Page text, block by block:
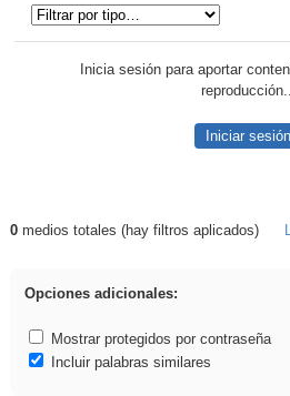
Inicia sesión para aportar
Iniciar sesión
Resultados de:
0medios totales (hay filtros aplicados)
Opciones adicionales:
Mostrar protegidos por contraseña
Incluir palabras similares